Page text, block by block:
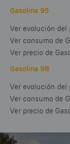
Gasolina 95
Ver evolución del
Ver consumo de
Ver precio de
Gasolina 98
Ver evolución del
Ver consumo de
Ver precio de